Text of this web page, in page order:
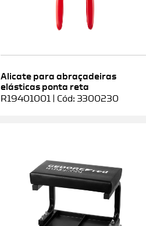
Alicate para abraçadeiras
elásticas ponta reta
R19401001 | Cód: 3300230